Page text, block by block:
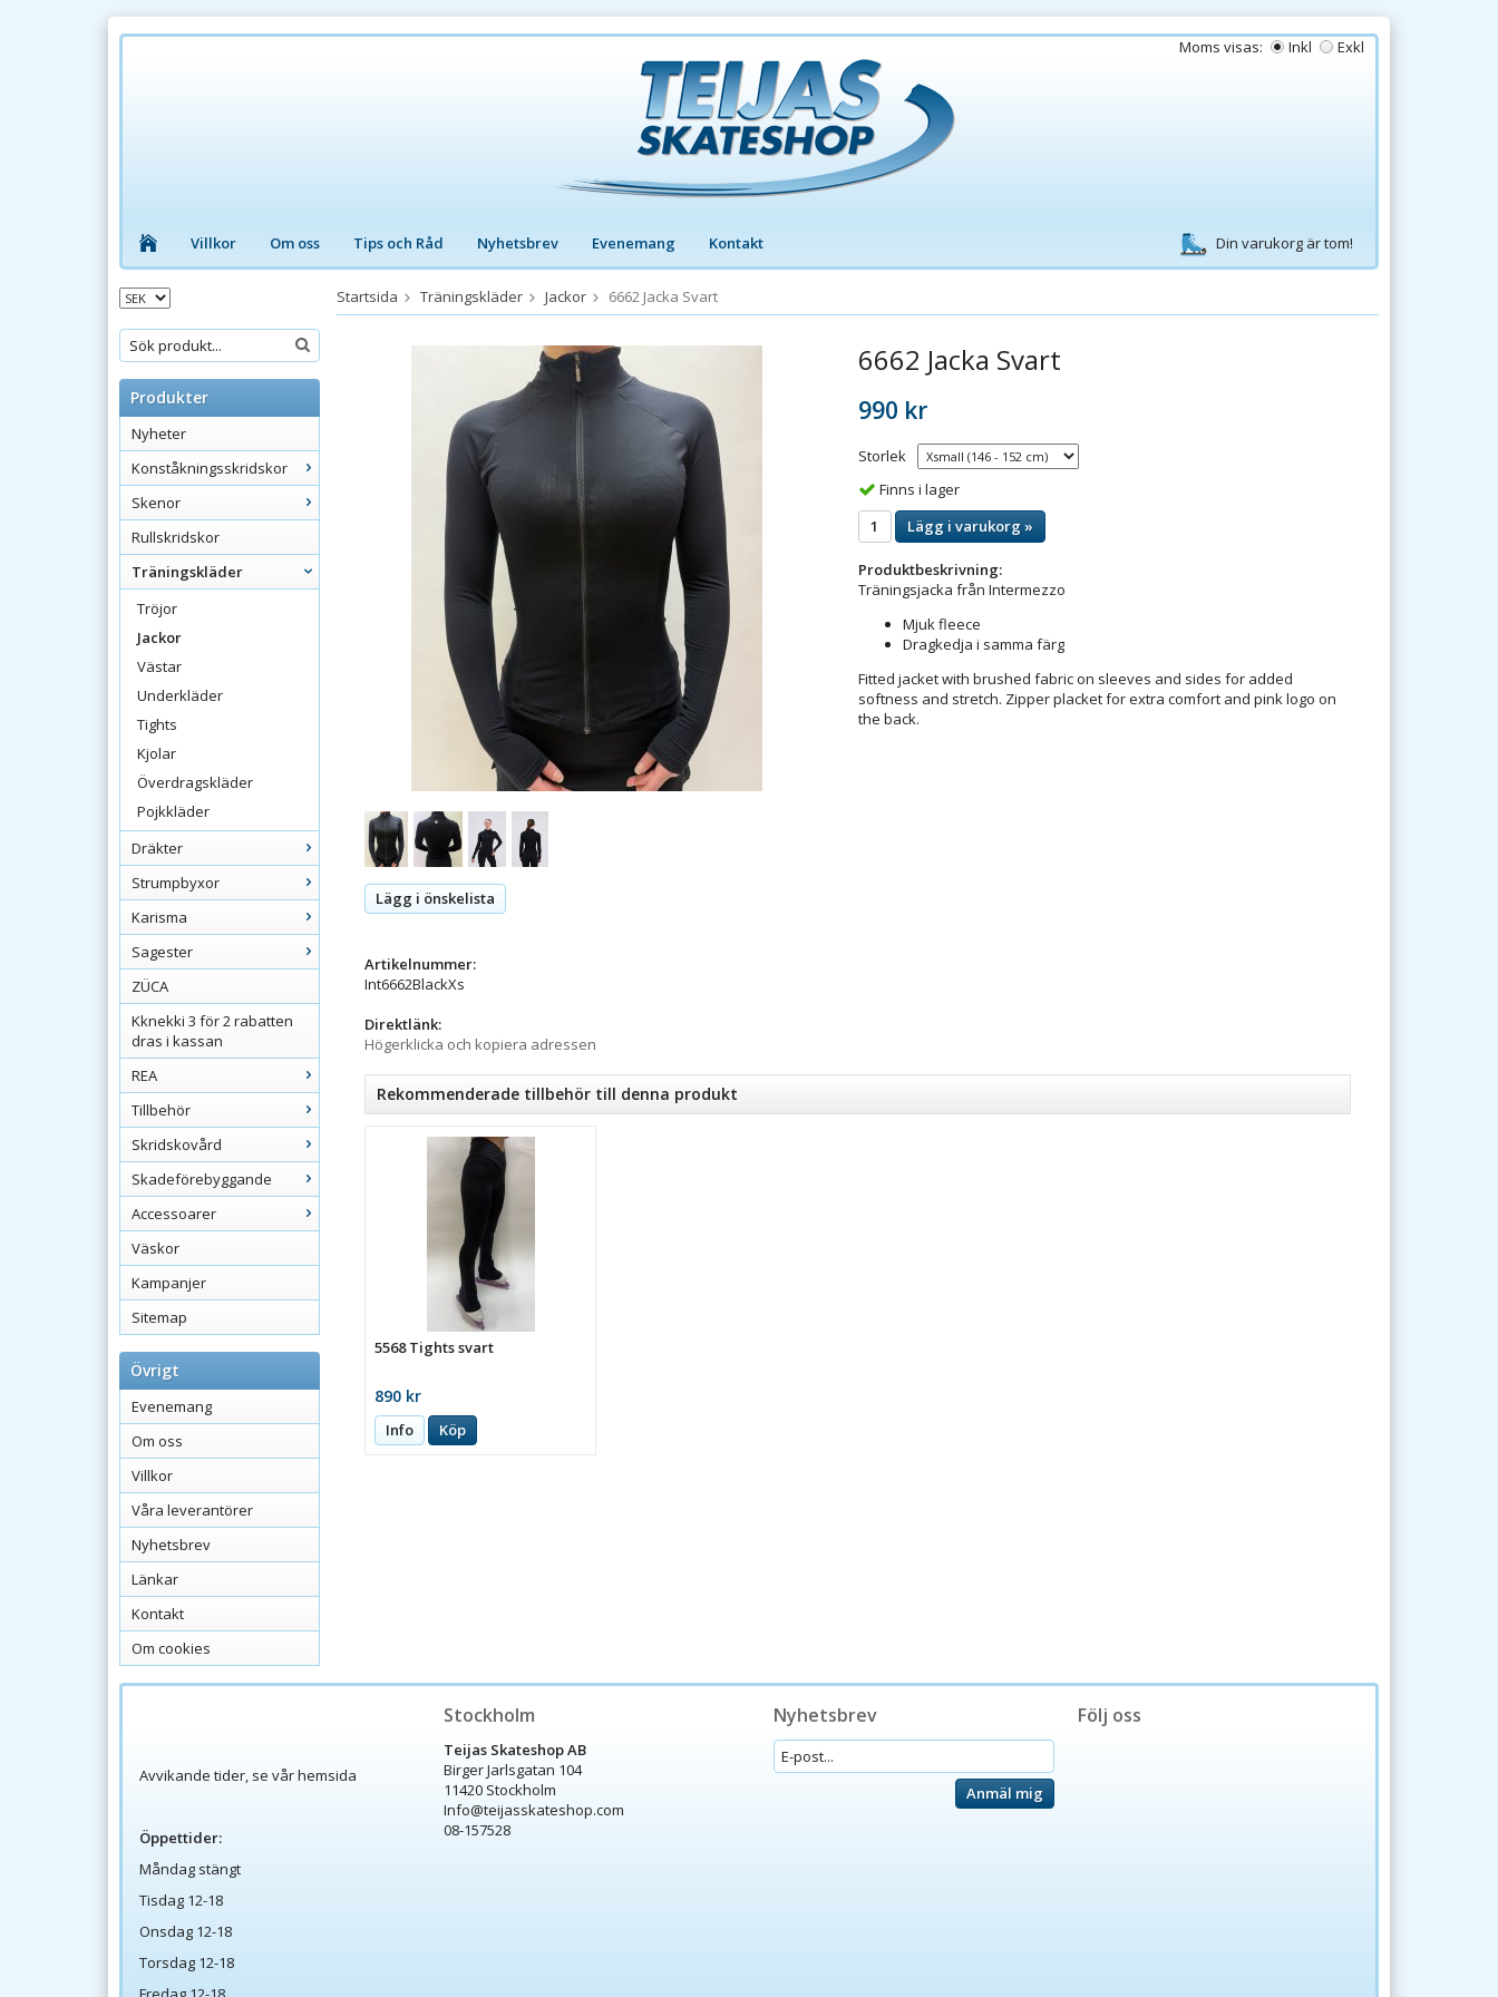
Moms visas: Inkl Exkl
Villkor Om oss Tips och Råd Nyhetsbrev Evenemang Kontakt Din varukorg är tom!
Produkter
Nyheter
Konståkningsskridskor
Skenor
Rullskridskor
Träningskläder
Tröjor
Jackor
Västar
Underkläder
Tights
Kjolar
Överdragskläder
Pojkkläder
Dräkter
Strumpbyxor
Karisma
Sagester
ZÜCA
Kknekki 3 för 2 rabatten
dras i kassan
REA
Tillbehör
Skridskovård
Skadeförebyggande
Accessoarer
Väskor
Kampanjer
Sitemap
Övrigt
Evenemang
Om oss
Villkor
Våra leverantörer
Nyhetsbrev
Länkar
Kontakt
Om cookies
Startsida Träningskläder Jackor 6662 Jacka Svart
6662 Jacka Svart
990 kr
Storlek
Finns i lager
Lägg i varukorg »
Produktbeskrivning:
Träningsjacka från Intermezzo
Mjuk fleece
Dragkedja i samma färg
Fitted jacket with brushed fabric on sleeves and sides for added
softness and stretch. Zipper placket for extra comfort and pink logo on
the back.
Lägg i önskelista
Artikelnummer:
Int6662BlackXs
Direktlänk:
Högerklicka och kopiera adressen
Rekommenderade tillbehör till denna produkt
5568 Tights svart
890 kr
Info Köp
Avvikande tider, se vår hemsida
Öppettider:
Måndag stängt
Tisdag 12-18
Onsdag 12-18
Torsdag 12-18
Stockholm
Teijas Skateshop AB
Birger Jarlsgatan 104
11420 Stockholm
Info@teijasskateshop.com
08-157528
Följ oss
Nyhetsbrev
Anmäl mig